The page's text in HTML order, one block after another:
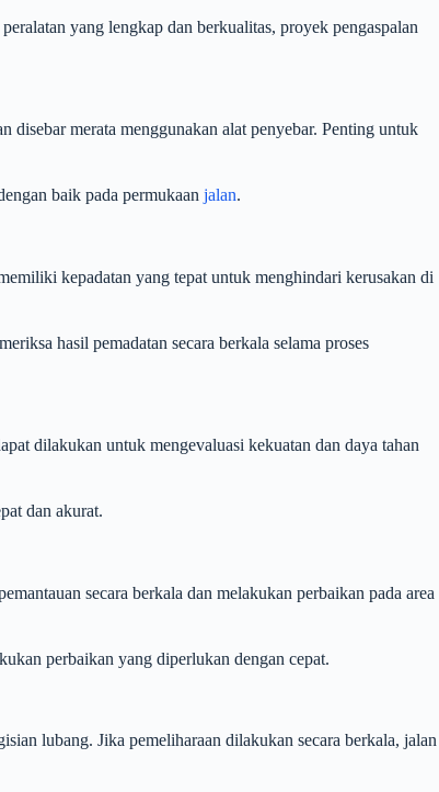
yang lengkap dan berkualitas, proyek pengaspalan
disebar merata menggunakan alat penyebar. Penting untuk
baik pada permukaan jalan.
kepadatan yang tepat untuk menghindari kerusakan di
hasil pemadatan secara berkala selama proses
dilakukan untuk mengevaluasi kekuatan dan daya tahan
dan akurat.
secara berkala dan melakukan perbaikan pada area
perbaikan yang diperlukan dengan cepat.
lubang. Jika pemeliharaan dilakukan secara berkala, jalan